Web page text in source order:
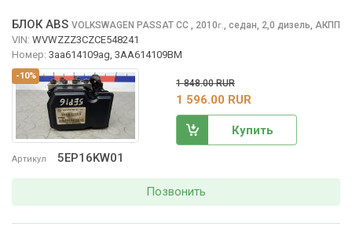
-10%
Артикул 5EP16KW01
БЛОК ABS VOLKSWAGEN PASSAT CC , 2010г., седан, 2,0 дизель, АКПП
VIN: WVWZZZ3CZCE548241
Номер: 3aa614109ag, 3AA614109BM
1 848.00 RUR
1 596.00 RUR
Купить
Позвонить